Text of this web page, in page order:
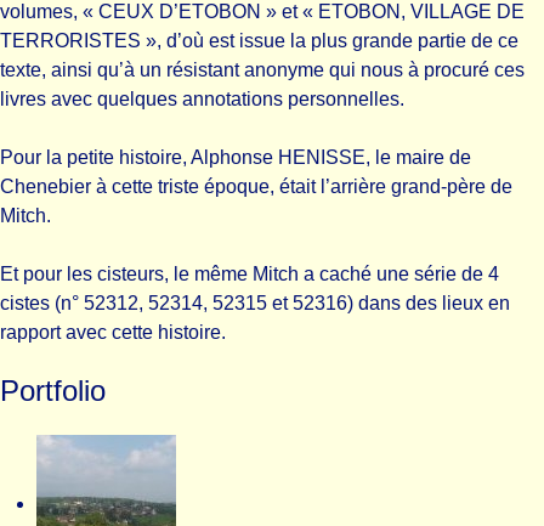
volumes, « CEUX D’ETOBON » et « ETOBON, VILLAGE DE
TERRORISTES », d’où est issue la plus grande partie de ce
texte, ainsi qu’à un résistant anonyme qui nous à procuré ces
livres avec quelques annotations personnelles.
Pour la petite histoire, Alphonse HENISSE, le maire de
Chenebier à cette triste époque, était l’arrière grand-père de
Mitch.
Et pour les cisteurs, le même Mitch a caché une série de 4
cistes (n° 52312, 52314, 52315 et 52316) dans des lieux en
rapport avec cette histoire.
Portfolio